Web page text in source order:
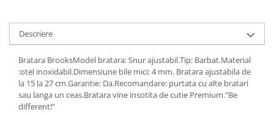
Descriere
Bratara BrooksModel bratara: Snur ajustabil.Tip: Barbat.Material
:otel inoxidabil.Dimensiune bile mici: 4 mm. Bratara ajustabila de
la 15 la 27 cm.Garantie: Da.Recomandare: purtata cu alte bratari
sau langa un ceas.Bratara vine insotita de cutie Premium."Be
different!"